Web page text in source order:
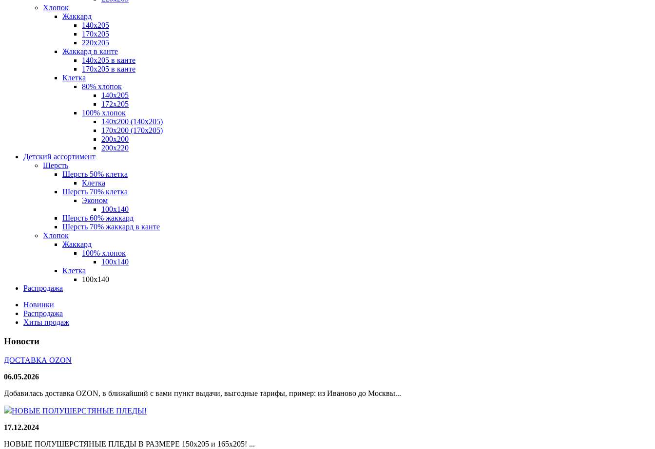
Хлопок
Жаккард
140x205
170х205
220х205
Жаккард в канте
140х205 в канте
170х205 в канте
Клетка
80% хлопок
140x205
172х205
100% хлопок
140x200 (140х205)
170x200 (170х205)
200х200
200х220
Детский ассортимент
Шерсть
Шерсть 50% клетка
Клетка
Шерсть 70% клетка
Эконом
100x140
Шерсть 60% жаккард
Шерсть 70% жаккард в канте
Хлопок
Жаккард
100% хлопок
100x140
Клетка
100х140
Распродажа
Новинки
Распродажа
Хиты продаж
Новости
ДОСТАВКА OZON
06.05.2026
Добавилась доставка OZON, в ближайший с вами пункт выдачи, выгодные тарифы, пример: из Иваново до Москвы...
НОВЫЕ ПОЛУШЕРСТЯНЫЕ ПЛЕДЫ!
17.12.2024
НОВЫЕ ПОЛУШЕРСТЯНЫЕ ПЛЕДЫ В РАЗМЕРЕ 150х205 и 165х205! ...